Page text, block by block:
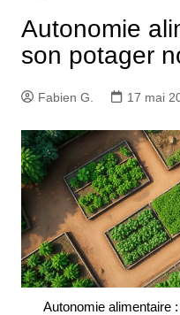
Autonomie
son potager
Fabien G. 17 mai
Autonomie alimentaire